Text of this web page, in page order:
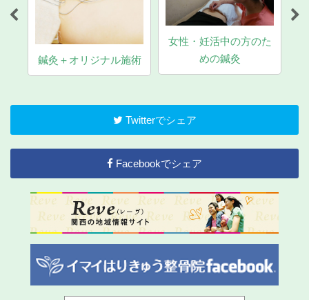
鍼灸＋オリジナル施術
女性・妊活中の方のた
めの鍼灸
Twitterでシェア
Facebookでシェア